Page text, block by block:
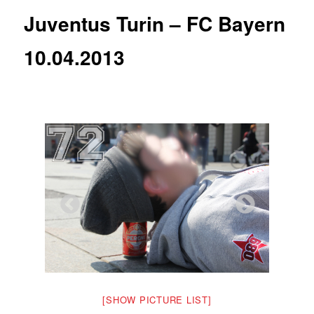
Juventus Turin – FC Bayern
10.04.2013
[SHOW PICTURE LIST]